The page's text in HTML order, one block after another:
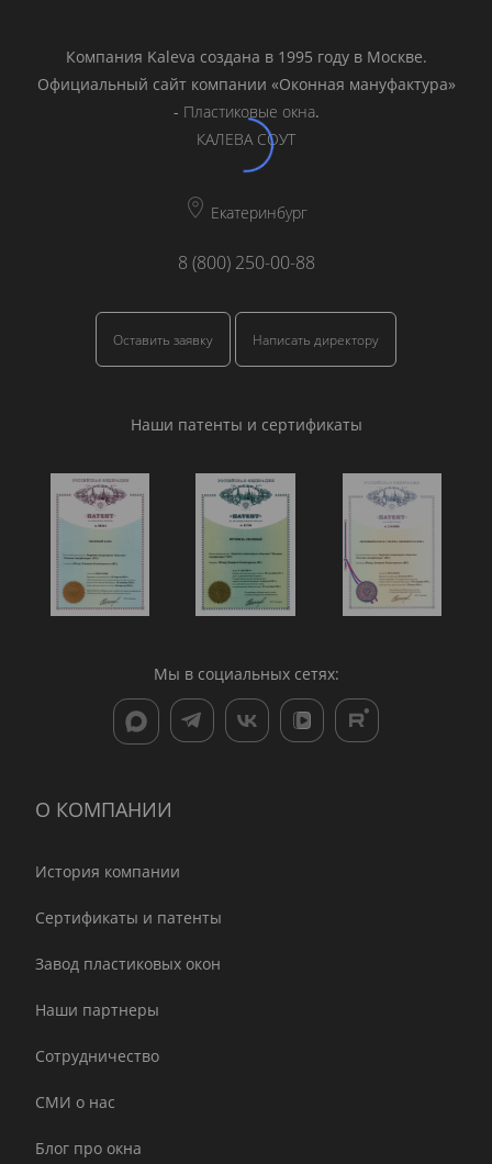
Компания Kaleva создана в 1995 году в Москве.
Официальный сайт компании «Оконная мануфактура»
- Пластиковые окна.
КАЛЕВА СОУТ
Екатеринбург
8 (800) 250-00-88
Оставить заявку Написать директору
Наши патенты и сертификаты
Мы в социальных сетях:
О КОМПАНИИ
История компании
Сертификаты и патенты
Завод пластиковых окон
Наши партнеры
Сотрудничество
СМИ о нас
Блог про окна